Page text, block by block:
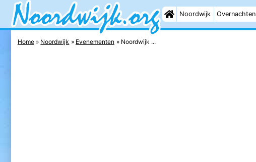
Noordwijk Overnachten
Home Noordwijk Evenementen Noordwijk ...